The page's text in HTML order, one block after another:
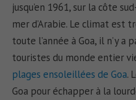
jusqu’en 1961, sur la côte
mer d’Arabie. Le climat est
toute l’année à Goa, il n’y a
touristes du monde entier
plages ensoleillées de Goa.
Goa pour échapper à la